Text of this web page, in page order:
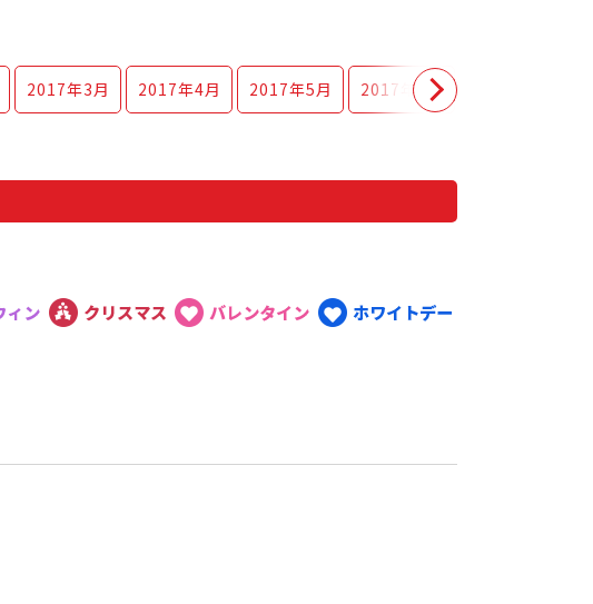
2017年3月 2017年4月 2017年5月 2017年 6月